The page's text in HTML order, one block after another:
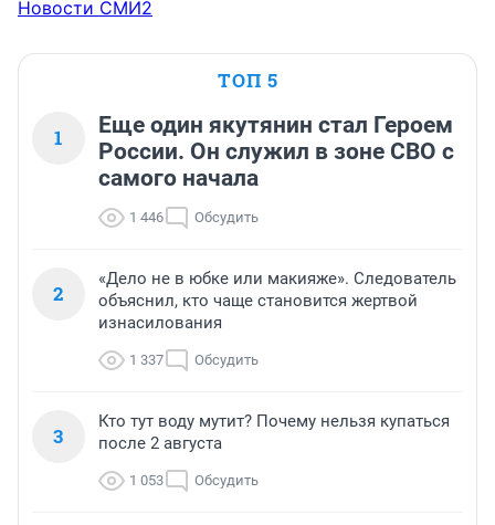
Новости СМИ2
ТОП 5
1
Еще один якутянин стал Героем
России. Он служил в зоне СВО с
самого начала
1 446 Обсудить
2
«Дело не в юбке или макияже». Следователь
объяснил, кто чаще становится жертвой
изнасилования
1 337 Обсудить
3
Кто тут воду мутит? Почему нельзя купаться
после 2 августа
1 053 Обсудить